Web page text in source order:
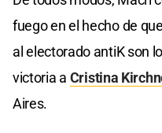
fuego en el hecho de
al electorado antiK son
victoria a Cristina
Aires.